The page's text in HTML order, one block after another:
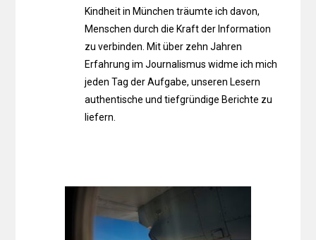
Kindheit in München träumte ich davon,
Menschen durch die Kraft der Information
zu verbinden. Mit über zehn Jahren
Erfahrung im Journalismus widme ich mich
jeden Tag der Aufgabe, unseren Lesern
authentische und tiefgründige Berichte zu
liefern.